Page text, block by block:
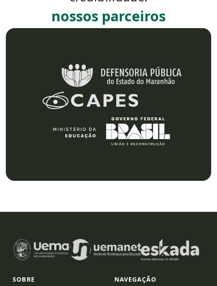
nossos parceiros
SOBRE NAVEGAÇÃO